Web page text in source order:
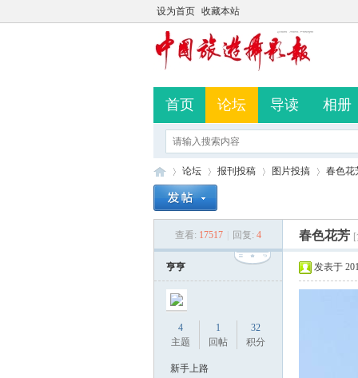
设为首页 收藏本站
首页 论坛 导读 相册
论坛
›
报刊投稿
›
图片投搞
›
春色花
查看: 17517 回复: 4 春色花芳
亨亨
4
主题
1
回帖
32
积分
新手上路
发表于